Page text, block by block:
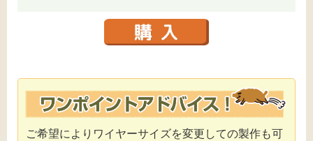
ご希望によりワイヤーサイズを変更しての製作も可